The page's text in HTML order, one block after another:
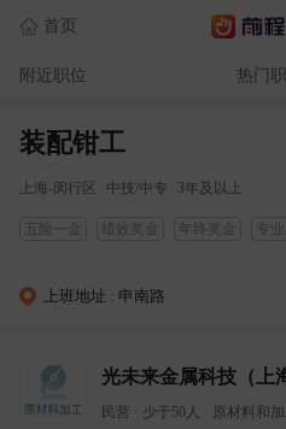
首页
附近职位 热门
装配钳工
上海-闵行区 中技/中专 3年及以上
五险一金 绩效奖金 年终奖金 专业
上班地址 : 申南路
光未来金属科技（上
民营 少于50人 原材料和